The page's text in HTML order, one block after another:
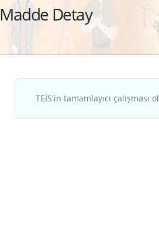
Madde Detay
TEİS'in tamamlayıcı çalışması